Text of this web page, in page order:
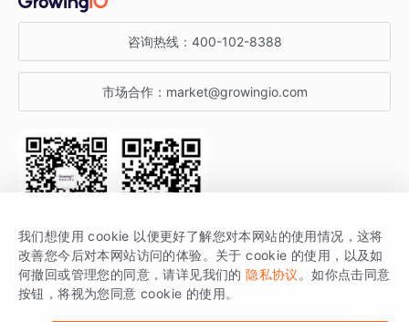
金融行业
获客分析
增长公开课
增长博客
开发者文档
SDK 文档
场景指南
关于 GrowingIO
增长大会
行业活动
咨询热线： 400-102-8388
市场合作： market@growingio.com
关注公众号 获取更多干货
GrowingIO 是专注于数据智能分析与增长的品牌，核心平台为 GrowingIO
分析云。
我们想使用 cookie 以便更好了解您对本网站的使用情况，这将
改善您今后对本网站访问的体验。关于 cookie 的使用，以及如
何撤回或管理您的同意，请详见我们的 隐私协议 。如你点击同意
按钮，将视为您同意 cookie 的使用。